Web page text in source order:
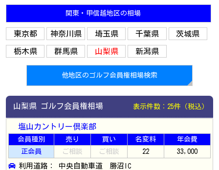
関東・甲信越地区の相場
東京都 神奈川県 埼玉県 千葉県 茨城県
栃木県 群馬県 山梨県 新潟県
他地区のゴルフ会員権相場検索
山梨県 ゴルフ会員権相場 表示件数：25件（税込）
塩山カントリー倶楽部
会員種別 売り 買い 名変料
年会費
正会員
ご相談 ご相談 22 33,000
利用道路： 中央自動車道 勝沼IC